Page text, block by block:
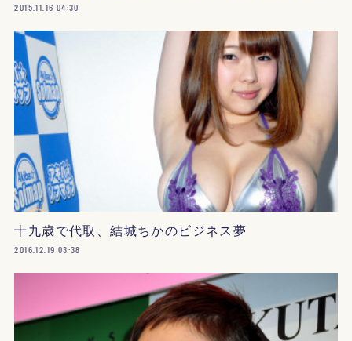
2015.11.16 04:30
十九歳で代取、結城ちかのビジネス夢
2016.12.19 03:38